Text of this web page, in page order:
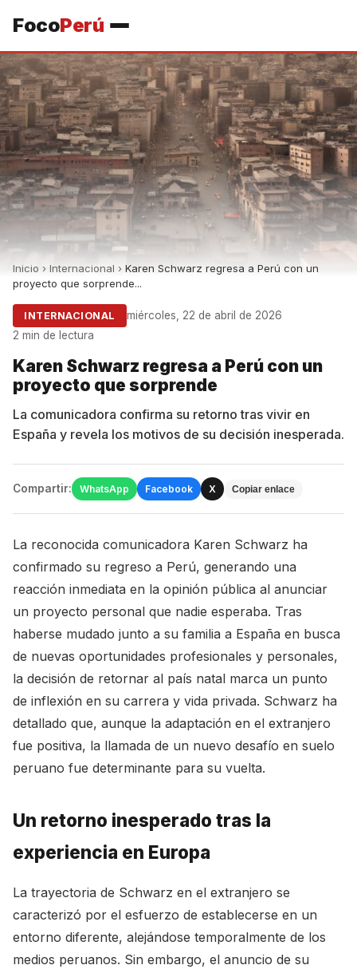
FocoPerú
Inicio › Internacional › Karen Schwarz regresa a Perú con un
proyecto que sorprende...
INTERNACIONAL
miércoles, 22 de abril de 2026
2 min de lectura
Karen Schwarz regresa a Perú con un
proyecto que sorprende
La comunicadora confirma su retorno tras vivir en
España y revela los motivos de su decisión inesperada.
Compartir: WhatsApp Facebook X Copiar enlace
La reconocida comunicadora Karen Schwarz ha
confirmado su regreso a Perú, generando una
reacción inmediata en la opinión pública al anunciar
un proyecto personal que nadie esperaba. Tras
haberse mudado junto a su familia a España en busca
de nuevas oportunidades profesionales y personales,
la decisión de retornar al país natal marca un punto
de inflexión en su carrera y vida privada. Schwarz ha
detallado que, aunque la adaptación en el extranjero
fue positiva, la llamada de un nuevo desafío en suelo
peruano fue determinante para su vuelta.
Un retorno inesperado tras la
experiencia en Europa
La trayectoria de Schwarz en el extranjero se
caracterizó por el esfuerzo de establecerse en un
entorno diferente, alejándose temporalmente de los
medios peruanos. Sin embargo, el anuncio de su